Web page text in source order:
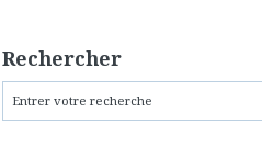
Rechercher